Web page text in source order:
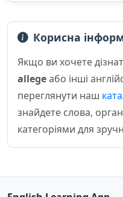
Корисна
Якщо ви хочете
allegeабо інші
переглянути наш
знайдете слова,
категоріями для